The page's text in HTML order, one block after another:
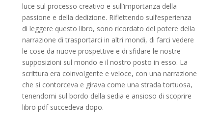
luce sul processo creativo e sull’importanza della
passione e della dedizione. Riflettendo sull’esperienza
di leggere questo libro, sono ricordato del potere della
narrazione di trasportarci in altri mondi, di farci vedere
le cose da nuove prospettive e di sfidare le nostre
supposizioni sul mondo e il nostro posto in esso. La
scrittura era coinvolgente e veloce, con una narrazione
che si contorceva e girava come una strada tortuosa,
tenendomi sul bordo della sedia e ansioso di scoprire
libro pdf succedeva dopo.